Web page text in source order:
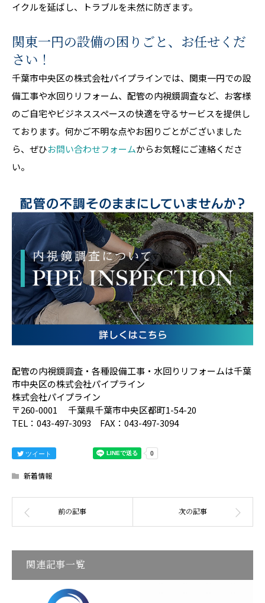
イクルを延ばし、トラブルを未然に防ぎます。
関東一円の設備の困りごと、お任せくだ
さい！
千葉市中央区の株式会社パイプラインでは、関東一円での設
備工事や水回りリフォーム、配管の内視鏡調査など、お客様
のご自宅やビジネススペースの快適を守るサービスを提供し
ております。何かご不明な点やお困りごとがございました
ら、ぜひお問い合わせフォームからお気軽にご連絡くださ
い。
配管の内視鏡調査・各種設備工事・水回りリフォームは千葉
市中央区の株式会社パイプライン
株式会社パイプライン
〒260-0001 千葉県千葉市中央区都町1-54-20
TEL：043-497-3093 FAX：043-497-3094
ツイート
新着情報
関連記事一覧